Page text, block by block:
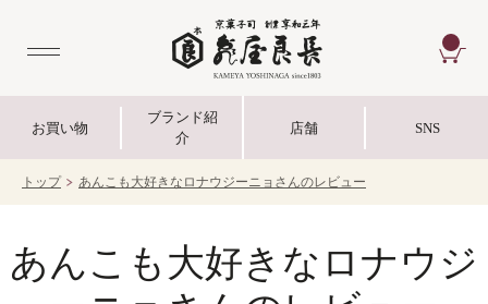
お買い物
ブランド紹
介
店舗 SNS
トップ あんこも大好きなロナウジーニョさんのレビュー
あんこも大好きなロナウジ